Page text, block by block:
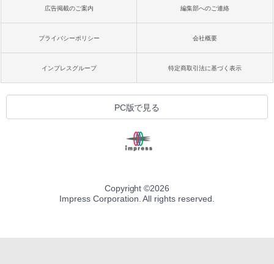
広告掲載のご案内 編集部へのご連絡
プライバシーポリシー 会社概要
インプレスグループ 特定商取引法に基づく表示
PC版で見る
Copyright ©2026
Impress Corporation. All rights reserved.